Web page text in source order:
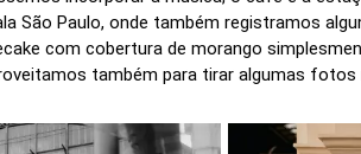
Paulo, onde também registramos
com cobertura de morango
também para tirar algumas